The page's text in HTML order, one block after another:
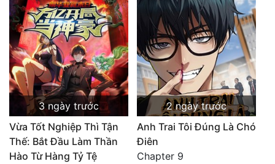
3 ngày trước
Vừa Tốt Nghiệp Thì Tận
Thế: Bắt Đầu Làm Thần
Hào Từ Hàng Tỷ Tệ
2 ngày trước
Anh Trai Tôi Đúng Là Chó
Điên
Chapter 9